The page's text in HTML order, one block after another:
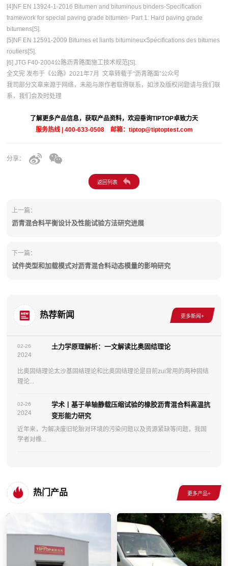
[4]NF EN 13924-1-2016 Bitumen and bituminous binders-Specification
framework for special paving grade bitumen- Part 1: Hard paving grade
bitumens[S].
[5]NF EN 12591-2009 Bitumes et liants bitumineuxSpécifications des bitumes
routiers[S].
[6] JTG F40-2004公路沥青路面施工技术规范[S].
全文完 发布于《公路》2021年7月 文章转载于“沥青路面”公众号
我司部分文章来源于网络，未能与原作者取得联系，如涉及版权问题请与我们联
系，我们会及时处理
了解更多产品信息，获取产品资料，欢迎垂询TIPTOP卓致力天
服务热线 | 400-633-0508 邮箱：tiptop@tiptoptest.com
分享：
上一篇：
沥青混合料平衡设计及性能试验方法研究进展
下一篇：
试件类型和加载模式对沥青混合料动态模量的影响研究
热荐新闻
02-26
2024
土力学原理解析：一文解读比奥固结理论
比奥固结理论太沙基固结理论和比奥固结理论是目前zui常用的两种固结
理论...
02-26
2024
学术丨基于单轴静载压缩试验的橡胶沥青混合料高温抗
变形能力研究
近年来，为解决废旧轮胎对环境的污染问题以及资源紧缺等问题，我国
学者对橡...
热门产品